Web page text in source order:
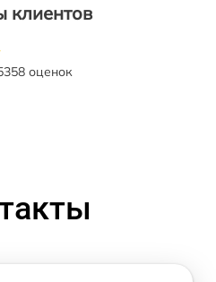
клиентов
оценок